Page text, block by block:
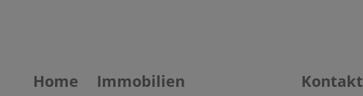
Home Immobilien Kontakt